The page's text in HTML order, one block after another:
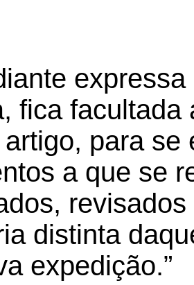
fica facultada
artigo, para
a que se
distinta
expedição.”